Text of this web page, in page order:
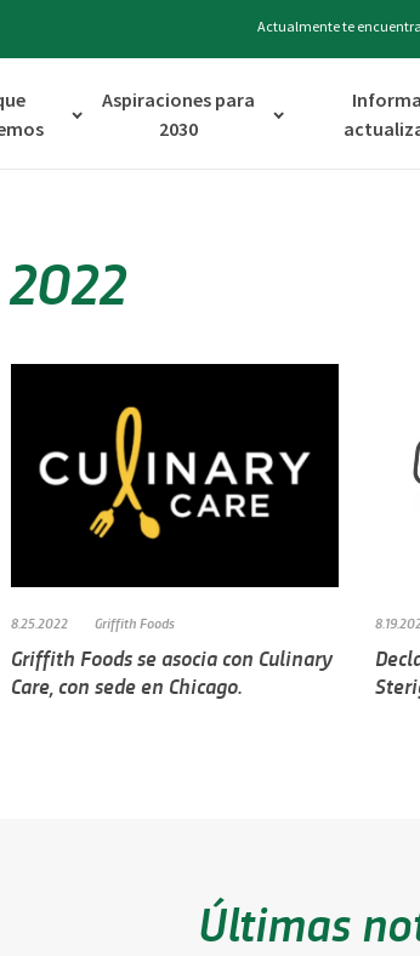
Actualmente te
Aspiraciones para
2030
8.25.2022 Griffith Foods
Griffith Foods se asocia con Culinary
Care, con sede en Chicago.
Últimas